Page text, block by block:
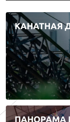
КАНАТНАЯ
ПАНОРАМА